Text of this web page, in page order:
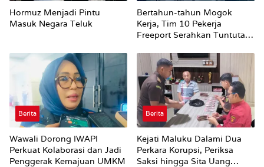
Hormuz Menjadi Pintu
Masuk Negara Teluk
Bertahun-tahun Mogok
Kerja, Tim 10 Pekerja
Freeport Serahkan Tuntutan
Berita
Wawali Dorong IWAPI
Perkuat Kolaborasi dan Jadi
Penggerak Kemajuan UMKM
Berita
Kejati Maluku Dalami Dua
Perkara Korupsi, Periksa
Saksi hingga Sita Uang